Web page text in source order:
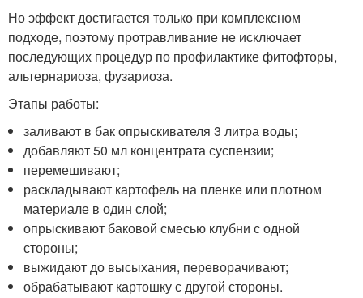
Но эффект достигается только при комплексном
подходе, поэтому протравливание не исключает
последующих процедур по профилактике фитофторы,
альтернариоза, фузариоза.
Этапы работы:
заливают в бак опрыскивателя 3 литра воды;
добавляют 50 мл концентрата суспензии;
перемешивают;
раскладывают картофель на пленке или плотном
материале в один слой;
опрыскивают баковой смесью клубни с одной
стороны;
выжидают до высыхания, переворачивают;
обрабатывают картошку с другой стороны.